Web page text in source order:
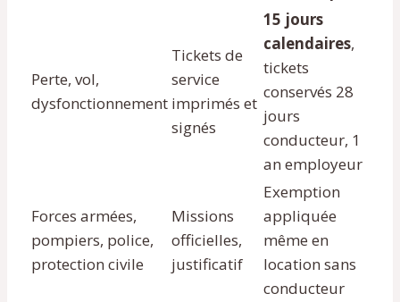
Perte, vol,
dysfonctionnement
Tickets de
service
imprimés et
signés
15 jours
calendaires,
tickets
conservés 28
jours
conducteur, 1
an employeur
Forces armées,
pompiers, police,
protection civile
Missions
officielles,
justificatif
Exemption
appliquée
même en
location sans
conducteur